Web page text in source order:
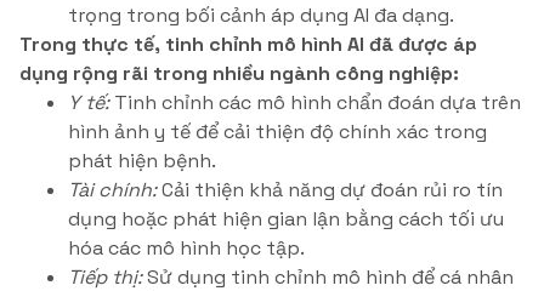
trọng trong bối cảnh áp dụng AI đa dạng.
Trong thực tế, tinh chỉnh mô hình AI đã được áp
dụng rộng rãi trong nhiều ngành công nghiệp:
Y tế:Tinh chỉnh các mô hình chẩn đoán dựa trên
hình ảnh y tế để cải thiện độ chính xác trong
phát hiện bệnh.
Tài chính:Cải thiện khả năng dự đoán rủi ro tín
dụng hoặc phát hiện gian lận bằng cách tối ưu
hóa các mô hình học tập.
Tiếp thị:Sử dụng tinh chỉnh mô hình để cá nhân